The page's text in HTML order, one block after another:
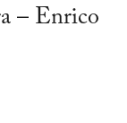
– Enrico